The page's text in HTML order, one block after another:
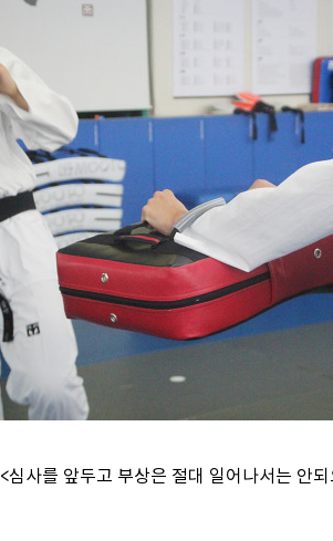
<심사를 앞두고 부상은 절대 일어나서는 안